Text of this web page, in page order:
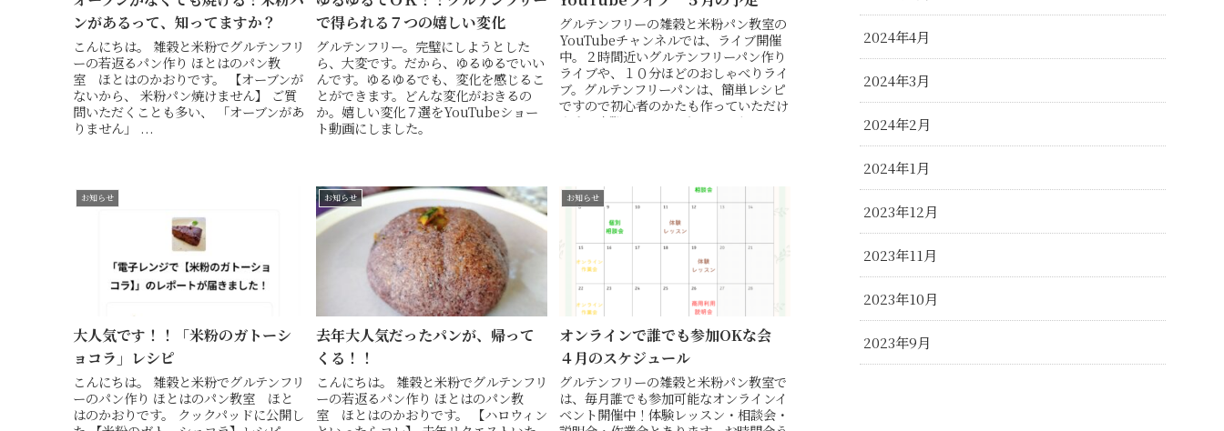
ンがあるって、知ってますか？
こんにちは。 雑穀と米粉でグルテンフリ
ーの若返るパン作り ほとはのパン教
室 ほとはのかおりです。 【オーブンが
ないから、 米粉パン焼けません】 ご質
問いただくことも多い、 「オーブンがあ
りません」 ...
で得られる７つの嬉しい変化
グルテンフリー。完璧にしようとした
ら、大変です。だから、ゆるゆるでいい
んです。ゆるゆるでも、変化を感じるこ
とができます。どんな変化がおきるの
か。嬉しい変化７選をYouTubeショー
ト動画にしました。
グルテンフリーの雑穀と米粉パン教室の
YouTubeチャンネルでは、ライブ開催
中。２時間近いグルテンフリーパン作り
ライブや、１０分ほどのおしゃべりライ
ブ。グルテンフリーパンは、簡単レシピ
ですので初心者のかたも作っていただけ
ます。実際のレッスンと同じようにライ
お知らせ
大人気です！！「米粉のガトーシ
ョコラ」レシピ
こんにちは。 雑穀と米粉でグルテンフリ
ーのパン作り ほとはのパン教室 ほと
はのかおりです。 クックパッドに公開し
お知らせ
去年大人気だったパンが、帰って
くる！！
こんにちは。 雑穀と米粉でグルテンフリ
ーの若返るパン作り ほとはのパン教
室 ほとはのかおりです。 【ハロウィン
お知らせ
オンラインで誰でも参加OKな会
４月のスケジュール
グルテンフリーの雑穀と米粉パン教室で
は、毎月誰でも参加可能なオンラインイ
ベント開催中！体験レッスン・相談会・
2024年4月
2024年3月
2024年2月
2024年1月
2023年12月
2023年11月
2023年10月
2023年9月